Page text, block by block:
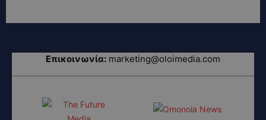
Επικοινωνία: marketing@oloimedia.com